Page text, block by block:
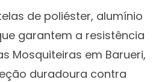
de poliéster, alumínio
garantem a resistência
Mosquiteiras em Barueri,
duradoura contra